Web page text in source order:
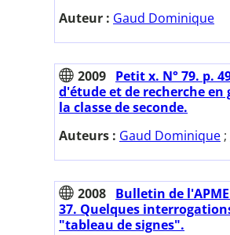
Auteur : Gaud Dominique
2009 Petit x. N° 79. p.
d'étude et de recherche
la classe de seconde.
Auteurs : Gaud Dominique ;
2008 Bulletin de
37. Quelques
"tableau de signes".